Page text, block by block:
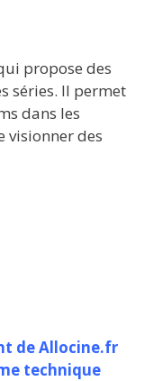
propose des
séries. Il permet
dans les
visionner des
de Allocine.fr
technique